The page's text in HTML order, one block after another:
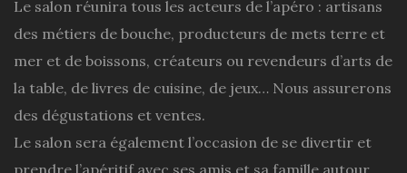
Le salon réunira tous les acteurs de l’apéro : artisans
des métiers de bouche, producteurs de mets terre et
mer et de boissons, créateurs ou revendeurs d’arts de
la table, de livres de cuisine, de jeux… Nous assurerons
des dégustations et ventes.
Le salon sera également l’occasion de se divertir et